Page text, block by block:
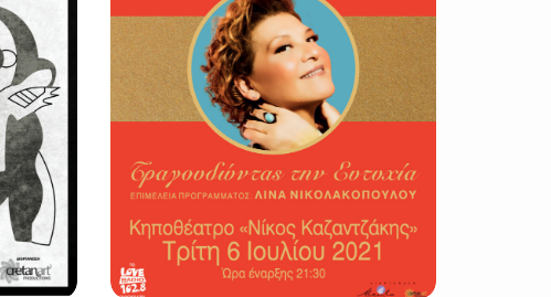
im
Gartentheater
in
Heraklion